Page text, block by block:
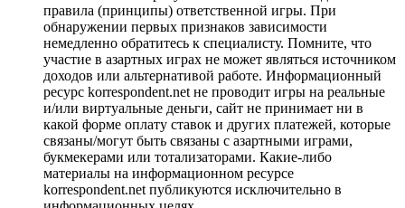
правила (принципы) ответственной игры. При
обнаружении первых признаков зависимости
немедленно обратитесь к специалисту. Помните, что
участие в азартных играх не может являться источником
доходов или альтернативой работе. Информационный
ресурс korrespondent.net не проводит игры на реальные
и/или виртуальные деньги, сайт не принимает ни в
какой форме оплату ставок и других платежей, которые
связаны/могут быть связаны с азартными играми,
букмекерами или тотализаторами. Какие-либо
материалы на информационном ресурсе
korrespondent.net публикуются исключительно в